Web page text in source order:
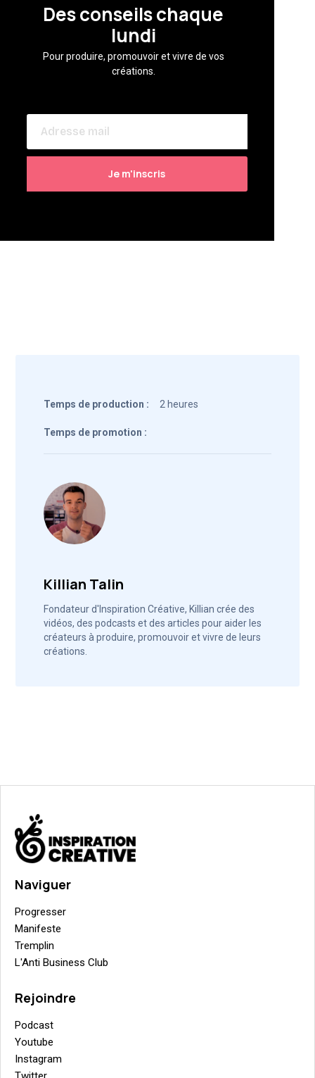
Des conseils chaque
lundi
Pour produire, promouvoir et vivre de vos
créations.
Temps de production : 2 heures
Temps de promotion :
Killian Talin
Fondateur d'Inspiration Créative, Killian crée des
vidéos, des podcasts et des articles pour aider les
créateurs à produire, promouvoir et vivre de leurs
créations.
Naviguer
Progresser
Manifeste
Tremplin
L'Anti Business Club
Rejoindre
Podcast
Youtube
Instagram